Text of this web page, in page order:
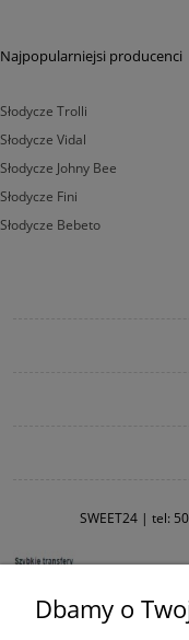
Najpopularniejsi producenci
Słodycze Trolli
Słodycze Vidal
Słodycze Johny Bee
Słodycze Fini
Słodycze Bebeto
SWEET24 | tel:
Dbamy o